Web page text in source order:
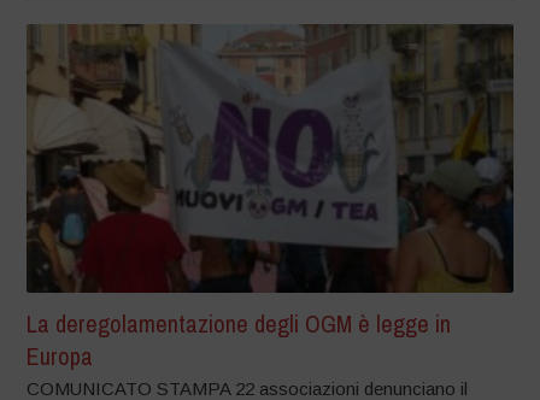
La deregolamentazione degli OGM è legge in
Europa
COMUNICATO STAMPA 22 associazioni denunciano il